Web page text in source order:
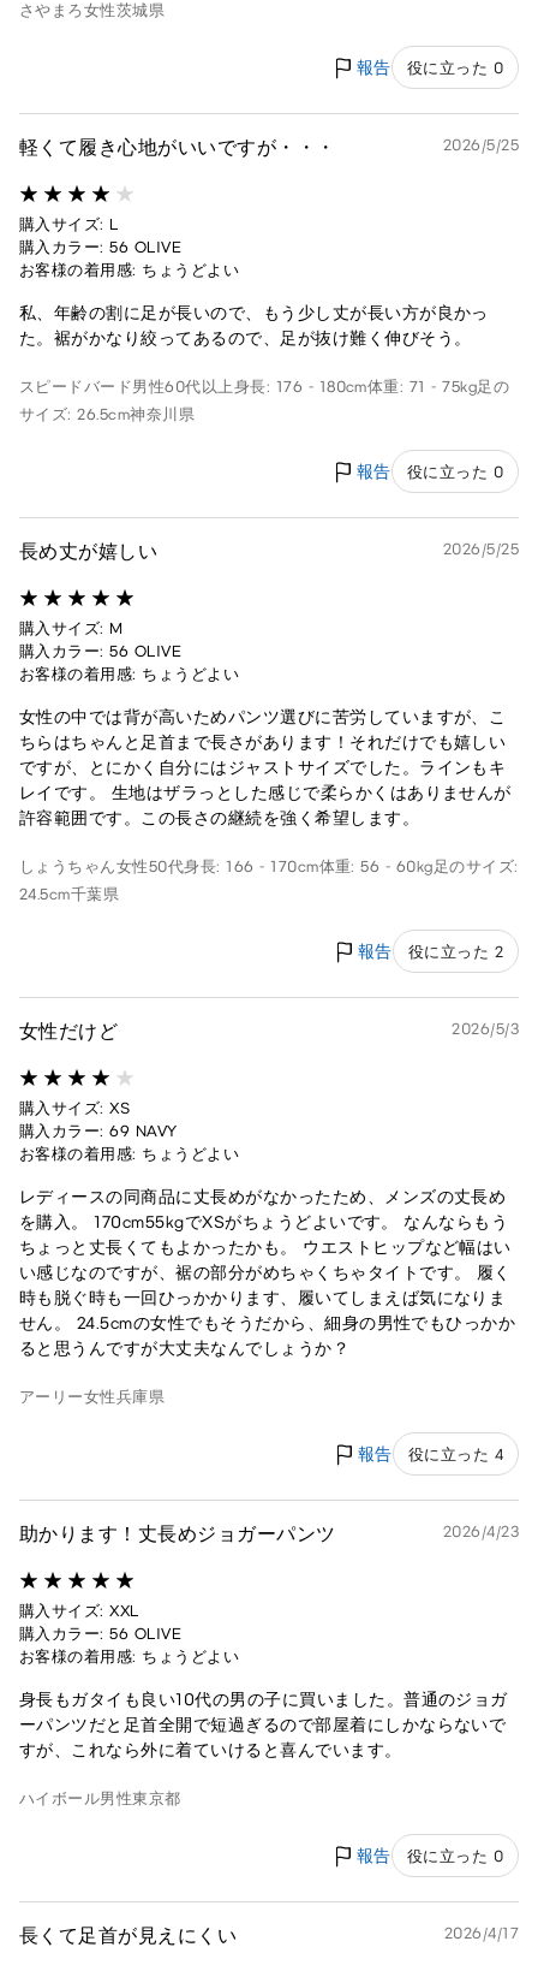
さやまろ 女性茨城県
報告 役に立った 0
軽くて履き心地がいいですが・・・ 2026/5/25
購入サイズ: L
購入カラー: 56 OLIVE
お客様の着用感: ちょうどよい
私、年齢の割に足が長いので、もう少し丈が長い方が良かっ
た。裾がかなり絞ってあるので、足が抜け難く伸びそう。
スピードバード 男性60代以上身長: 176 - 180cm体重: 71 - 75kg足の
サイズ: 26.5cm神奈川県
報告 役に立った 0
長め丈が嬉しい 2026/5/25
購入サイズ: M
購入カラー: 56 OLIVE
お客様の着用感: ちょうどよい
女性の中では背が高いためパンツ選びに苦労していますが、こ
ちらはちゃんと足首まで長さがあります！それだけでも嬉しい
ですが、とにかく自分にはジャストサイズでした。ラインもキ
レイです。 生地はザラっとした感じで柔らかくはありませんが
許容範囲です。この長さの継続を強く希望します。
しょうちゃん女性50代身長: 166 - 170cm体重: 56 - 60kg足のサイズ:
24.5cm千葉県
報告 役に立った 2
女性だけど 2026/5/3
購入サイズ: XS
購入カラー: 69 NAVY
お客様の着用感: ちょうどよい
レディースの同商品に丈長めがなかったため、メンズの丈長め
を購入。 170cm55kgでXSがちょうどよいです。 なんならもう
ちょっと丈長くてもよかったかも。 ウエストヒップなど幅はい
い感じなのですが、裾の部分がめちゃくちゃタイトです。 履く
時も脱ぐ時も一回ひっかかります、履いてしまえば気になりま
せん。 24.5cmの女性でもそうだから、細身の男性でもひっかか
ると思うんですが大丈夫なんでしょうか？
アーリー女性兵庫県
報告 役に立った 4
助かります！丈長めジョガーパンツ 2026/4/23
購入サイズ: XXL
購入カラー: 56 OLIVE
お客様の着用感: ちょうどよい
身長もガタイも良い10代の男の子に買いました。普通のジョガ
ーパンツだと足首全開で短過ぎるので部屋着にしかならないで
すが、これなら外に着ていけると喜んでいます。
ハイボール男性東京都
報告 役に立った 0
長くて足首が見えにくい 2026/4/17